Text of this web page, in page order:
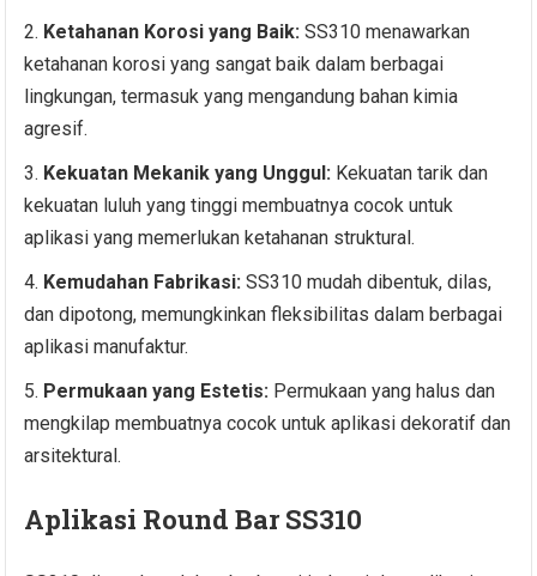
Ketahanan Korosi yang Baik: SS310 menawarkan
ketahanan korosi yang sangat baik dalam berbagai
lingkungan, termasuk yang mengandung bahan kimia
agresif.
Kekuatan Mekanik yang Unggul: Kekuatan tarik dan
kekuatan luluh yang tinggi membuatnya cocok untuk
aplikasi yang memerlukan ketahanan struktural.
Kemudahan Fabrikasi: SS310 mudah dibentuk, dilas,
dan dipotong, memungkinkan fleksibilitas dalam berbagai
aplikasi manufaktur.
Permukaan yang Estetis: Permukaan yang halus dan
mengkilap membuatnya cocok untuk aplikasi dekoratif dan
arsitektural.
Aplikasi Round Bar SS310